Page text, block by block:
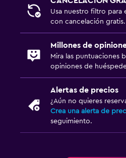
Usa nuestro filtro para
con cancelación gratis.
Millones de
Mira las puntuaciones
opiniones de
Alertas de precios
¿Aún no quieres
Crea una alerta de
seguimiento.